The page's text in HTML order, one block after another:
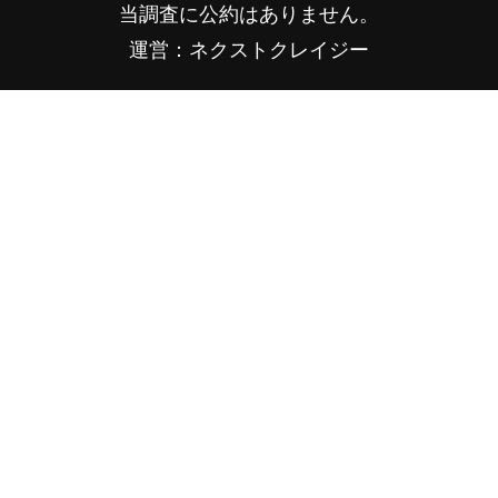
当調査に公約はありません。
運営：ネクストクレイジー